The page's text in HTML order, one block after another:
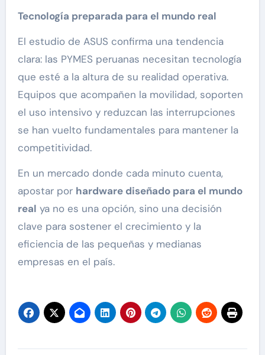
Tecnología preparada para el mundo real
El estudio de ASUS confirma una tendencia
clara: las PYMES peruanas necesitan tecnología
que esté a la altura de su realidad operativa.
Equipos que acompañen la movilidad, soporten
el uso intensivo y reduzcan las interrupciones
se han vuelto fundamentales para mantener la
competitividad.
En un mercado donde cada minuto cuenta,
apostar por hardware diseñado para el mundo
real ya no es una opción, sino una decisión
clave para sostener el crecimiento y la
eficiencia de las pequeñas y medianas
empresas en el país.